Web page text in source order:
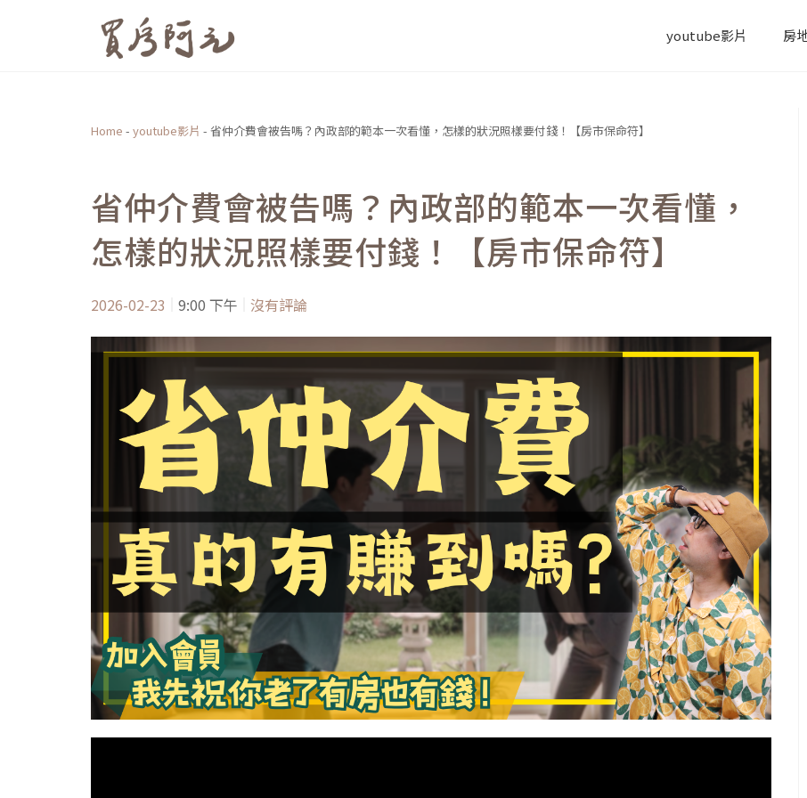
youtube影片 房
Home - youtube影片 - 省仲介費會被告嗎？內政部的範本一次看懂，怎樣的狀況照樣要付錢！【房市保命符】
省仲介費會被告嗎？內政部的範本一次看懂，
怎樣的狀況照樣要付錢！【房市保命符】
2026-02-23 9:00 下午 沒有評論